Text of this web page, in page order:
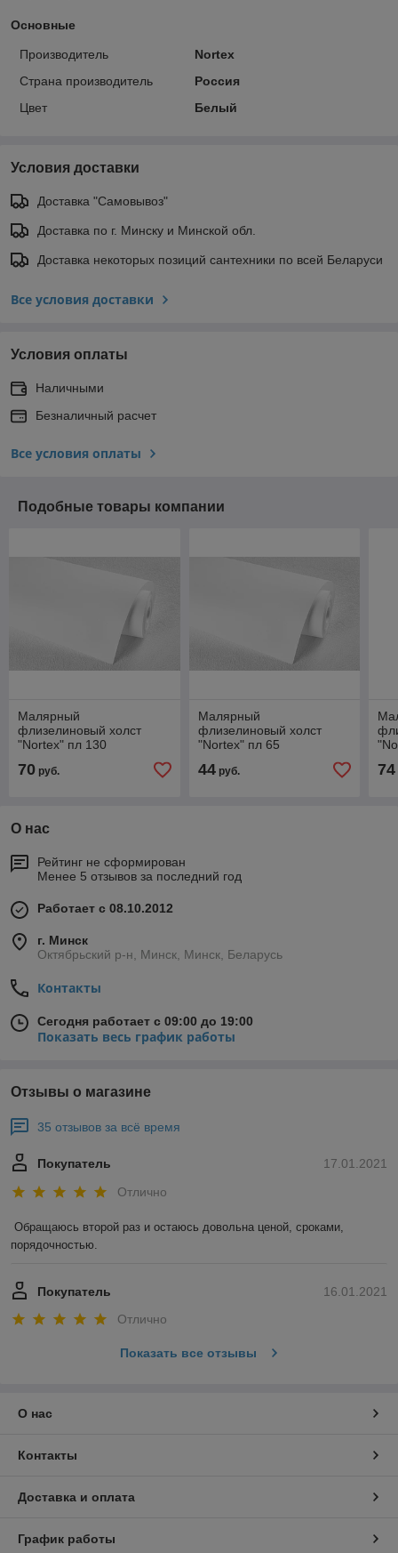
Основные
Производитель
Nortex
Страна производитель
Россия
Цвет
Белый
Условия доставки
Доставка "Самовывоз"
Доставка по г. Минску и Минской обл.
Доставка некоторых позиций сантехники по всей Беларуси
Все условия доставки
Условия оплаты
Наличными
Безналичный расчет
Все условия оплаты
Подобные товары компании
Малярный
флизелиновый холст
"Nortex" пл 130
70 руб.
Малярный
флизелиновый холст
"Nortex" пл 65
44руб. 74
О нас
Рейтинг не сформирован
Менее 5 отзывов за последний год
Работает с 08.10.2012
г. Минск
Октябрьский р-н, Минск, Минск, Беларусь
Контакты
Сегодня работает с 09:00 до 19:00
Показать весь график работы
Отзывы о магазине
35 отзывов за всё время
17.01.2021
Покупатель
Отлично
Обращаюсь второй раз и остаюсь довольна ценой, сроками,
порядочностью.
16.01.2021
Покупатель
Отлично
Показать все отзывы
О нас
Контакты
Доставка и оплата
График работы